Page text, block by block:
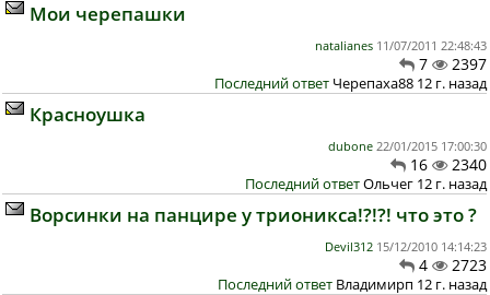
Мои черепашки
natalianes 11/07/2011 22:48:43
7 2397
Последний ответ Черепаха88 12 г. назад
Красноушка
dubone 22/01/2015 17:00:30
16 2340
Последний ответОльчег 12 г. назад
Ворсинки на панцире у трионикса!?!?! что это ?
Devil312 15/12/2010 14:14:23
4 2723
Последний ответ Владимирп 12 г. назад